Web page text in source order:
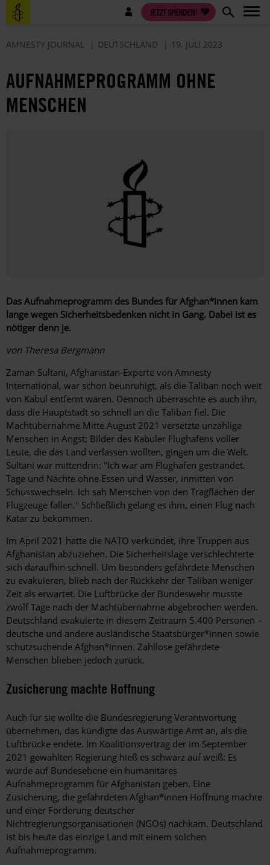
Direkt
zum
Benutzermenü JETZT SPENDEN!
AMNESTY JOURNAL DEUTSCHLAND 19. JULI 2023
AUFNAHMEPROGRAMM OHNE
MENSCHEN
Das Aufnahmeprogramm des Bundes für Afghan*innen kam
lange wegen Sicherheitsbedenken nicht in Gang. Dabei ist es
nötiger denn je.
von Theresa Bergmann
Zaman Sultani, Afghanistan-Experte von Amnesty
International, war schon beunruhigt, als die Taliban noch weit
von Kabul entfernt waren. Dennoch überraschte es auch ihn,
dass die Hauptstadt so schnell an die Taliban fiel. Die
Machtübernahme Mitte August 2021 versetzte unzählige
Menschen in Angst; Bilder des Kabuler Flughafens voller
Leute, die das Land verlassen wollten, gingen um die Welt.
Sultani war mittendrin: "Ich war am Flughafen gestrandet.
Tage und Nächte ohne Essen und Wasser, inmitten von
Schusswechseln. Ich sah Menschen von den Tragflächen der
Flugzeuge fallen." Schließlich gelang es ihm, einen Flug nach
Katar zu bekommen.
Im April 2021 hatte die NATO verkündet, ihre Truppen aus
Afghanistan abzuziehen. Die Sicherheitslage verschlechterte
sich daraufhin schnell. Um besonders gefährdete Menschen
zu evakuieren, blieb nach der Rückkehr der Taliban weniger
Zeit als erwartet. Die Luftbrücke der Bundeswehr musste
zwölf Tage nach der Machtübernahme abgebrochen werden.
Deutschland evakuierte in diesem Zeit­raum 5.400 Personen –
deutsche und andere ausländische Staatsbürger*innen sowie
schutzsuchende Afghan*innen. Zahllose gefährdete
Menschen blieben jedoch zurück.
Zusicherung machte Hoffnung
Auch für sie wollte die Bundesregierung Verantwortung
übernehmen, das kündigte das Auswärtige Amt an, als die
Luftbrücke endete. Im Koalitionsvertrag der im September
2021 gewählten Regierung hieß es schwarz auf weiß: Es
würde auf Bundesebene ein humanitäres
Aufnahmeprogramm für Afghanistan geben. Eine
Zusicherung, die gefährdeten Afghan*innen Hoffnung machte
und einer Forderung deutscher
Nichtregierungsorganisationen (NGOs) nachkam. Deutschland
ist bis heute das einzige Land mit einem solchen
Aufnahmeprogramm.